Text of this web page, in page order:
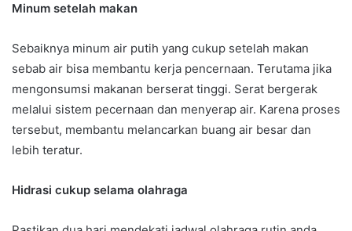
Minum setelah makan
Sebaiknya minum air putih yang cukup setelah makan
sebab air bisa membantu kerja pencernaan. Terutama jika
mengonsumsi makanan berserat tinggi. Serat bergerak
melalui sistem pecernaan dan menyerap air. Karena proses
tersebut, membantu melancarkan buang air besar dan
lebih teratur.
Hidrasi cukup selama olahraga